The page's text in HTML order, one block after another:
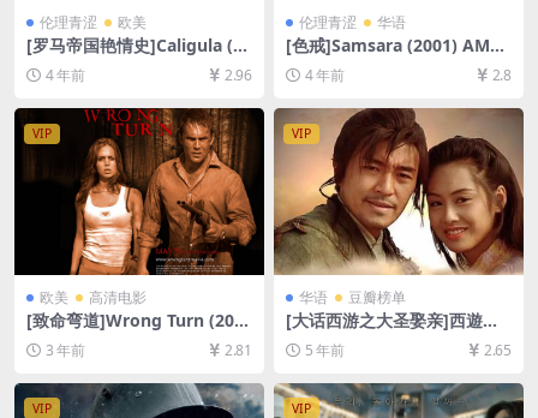
伦理青涩 欧美
[罗马帝国艳情史]Caligula (19
79)[百度网盘+迅雷云盘+夸克
网盘资源1080P超清未删减]
[MP4/10GB][中英字幕]【手
机无法在线播放，请下载防和
谐压缩包（含解压密码）】
4 年前 2.96
伦理青涩 华语
[色戒]Samsara (2001) AMZ
N版本130 分钟[百度网盘+迅
雷云盘资源1080P超清未删减]
[MP4/7.6GB][中文字幕]
4 年前 2.8
VIP
欧美 高清电影
[致命弯道]Wrong Turn (200
3)[百度网盘+迅雷云盘资源10
80P超清未删减][MP4/5GB]
[中英字幕]
3 年前 2.81
VIP
华语 豆瓣榜单
[大话西游之大圣娶亲]西遊記
大結局之仙履奇緣 (1995)[百
度网盘+迅雷云盘资源1080P
超清未删减][MP4/6.4GB][粤
语中字]
5 年前 2.65
VIP VIP